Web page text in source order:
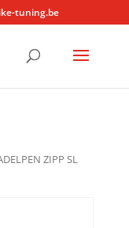
tuning.be
ZIPP SL